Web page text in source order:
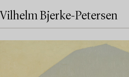
Vilhelm Bjerke-Petersen